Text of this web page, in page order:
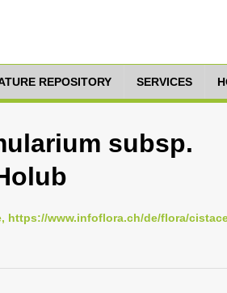
REPOSITORY SERVICES
subsp.
https://www.infoflora.ch/de/flora/